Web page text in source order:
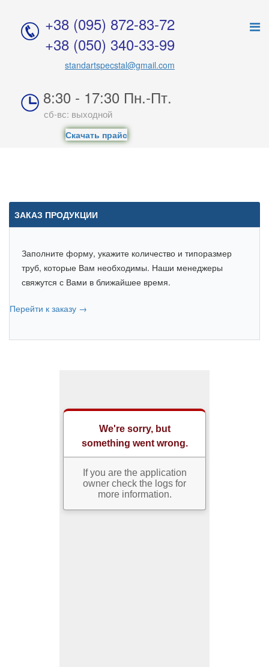
+38 (095) 872-83-72
+38 (050) 340-33-99
standartspecstal@gmail.com
8:30 - 17:30 Пн.-Пт.
сб-вс: выходной
Скачать прайс
ЗАКАЗ ПРОДУКЦИИ
Заполните форму, укажите количество и типоразмер
труб, которые Вам необходимы. Наши менеджеры
свяжутся с Вами в ближайшее время.
Перейти к заказу →